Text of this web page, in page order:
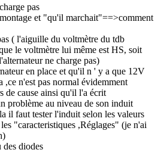
pas
et "qu'il marchait"==>comment
( l'aiguille du voltmètre du tdb
le voltmètre lui même est HS, soit
ne charge pas)
en place et qu'il n ' y a que 12V
,ce n'est pas normal évidemment
de cause ainsi qu'il l'a écrit
problème au niveau de son induit
il faut tester l'induit selon les valeurs
"caracteristiques ,Réglages" (je n'ai
des diodes